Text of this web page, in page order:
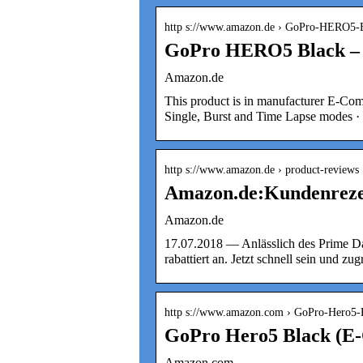
http s://www.amazon.de › GoPro-
GoPro HERO5 Black
Amazon.de
This product is in manufacturer E-
Single, Burst and Time Lapse modes
http s://www.amazon.de › product-reviews
Amazon.de
17.07.2018 — Anlässlich des Prime
rabattiert an. Jetzt schnell sein und
http s://www.amazon.com › GoPro-
GoPro Hero5 Black